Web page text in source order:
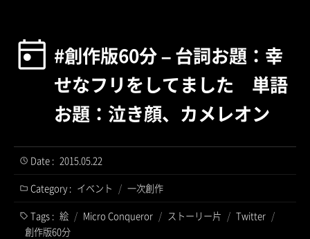
#創作版60分 – 台詞お題：幸
せなフリをしてました 単語
お題：泣き顔、カメレオン
Date : 2015.05.22
Category : イベント / 一次創作
Tags : 絵 / Micro Conqueror / ストーリー片 / Twitter /
創作版60分